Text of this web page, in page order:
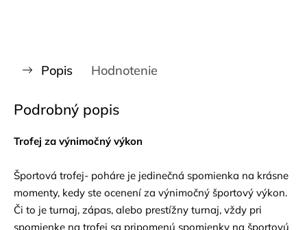
Popis Hodnotenie
Podrobný popis
Trofej za výnimočný výkon
Športová trofej- poháre je jedinečná spomienka na krásne
momenty, kedy ste ocenení za výnimočný športový výkon.
Či to je turnaj, zápas, alebo prestížny turnaj, vždy pri
spomienke na trofej sa pripomenú spomienky na športovú